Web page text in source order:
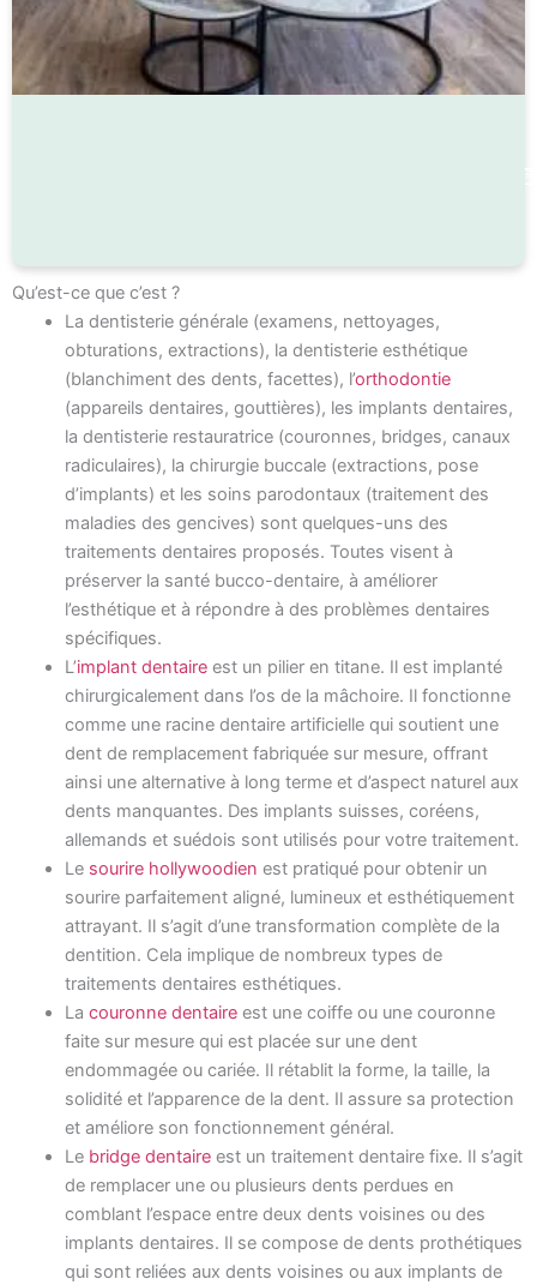
Qu’est-ce que c’est ?
La dentisterie générale (examens, nettoyages,
obturations, extractions), la dentisterie esthétique
(blanchiment des dents, facettes), l’orthodontie
(appareils dentaires, gouttières), les implants dentaires,
la dentisterie restauratrice (couronnes, bridges, canaux
radiculaires), la chirurgie buccale (extractions, pose
d’implants) et les soins parodontaux (traitement des
maladies des gencives) sont quelques-uns des
traitements dentaires proposés. Toutes visent à
préserver la santé bucco-dentaire, à améliorer
l’esthétique et à répondre à des problèmes dentaires
spécifiques.
L’implant dentaireest un pilier en titane. Il est implanté
chirurgicalement dans l’os de la mâchoire. Il fonctionne
comme une racine dentaire artificielle qui soutient une
dent de remplacement fabriquée sur mesure, offrant
ainsi une alternative à long terme et d’aspect naturel aux
dents manquantes. Des implants suisses, coréens,
allemands et suédois sont utilisés pour votre traitement.
Le sourire hollywoodien est pratiqué pour obtenir un
sourire parfaitement aligné, lumineux et esthétiquement
attrayant. Il s’agit d’une transformation complète de la
dentition. Cela implique de nombreux types de
traitements dentaires esthétiques.
La couronne dentaireest une coiffe ou une couronne
faite sur mesure qui est placée sur une dent
endommagée ou cariée. Il rétablit la forme, la taille, la
solidité et l’apparence de la dent. Il assure sa protection
et améliore son fonctionnement général.
Le bridge dentaireest un traitement dentaire fixe. Il s’agit
de remplacer une ou plusieurs dents perdues en
comblant l’espace entre deux dents voisines ou des
implants dentaires. Il se compose de dents prothétiques
qui sont reliées aux dents voisines ou aux implants de